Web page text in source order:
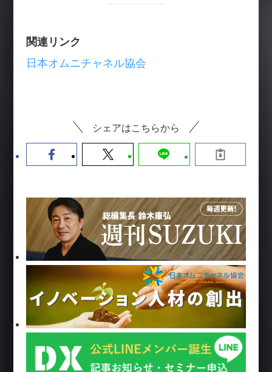
関連リンク
日本オムニチャネル協会
シェアはこちらから